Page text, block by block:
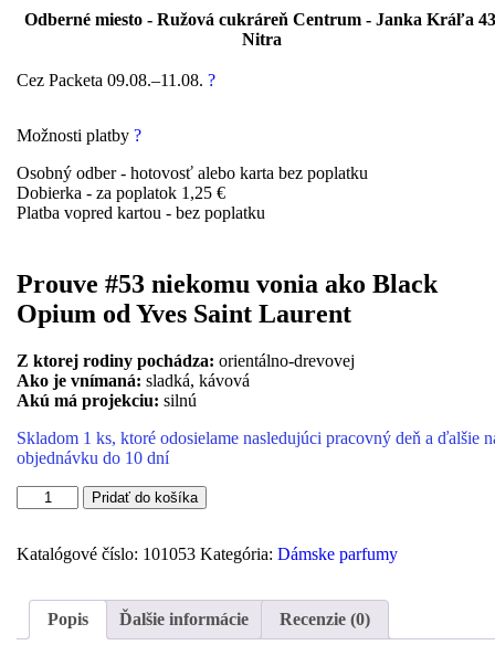
Odberné miesto - Ružová cukráreň Centrum - Janka Kráľa
Nitra
Cez Packeta 09.08.–11.08. ?
Možnosti platby ?
Osobný odber - hotovosť alebo karta bez poplatku
Dobierka - za poplatok 1,25 €
Platba vopred kartou - bez poplatku
Prouve #53 niekomu vonia ako Black
Opium od Yves Saint Laurent
Z ktorej rodiny pochádza: orientálno-drevovej
Ako je vnímaná: sladká, kávová
Akú má projekciu: silnú
Skladom 1 ks, ktoré odosielame nasledujúci pracovný deň a ďalšie
objednávku do 10 dní
množstvo
Prouve
-
vonia
ako
Pridať do košíka
Katalógové číslo: 101053 Kategória: Dámske parfumy
Popis Ďalšie informácie Recenzie (0)